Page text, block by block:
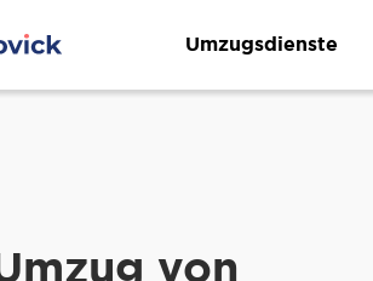
Umzugsdienste
von